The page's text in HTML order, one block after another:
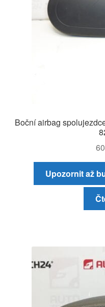
Boční airbag
Upozornit až